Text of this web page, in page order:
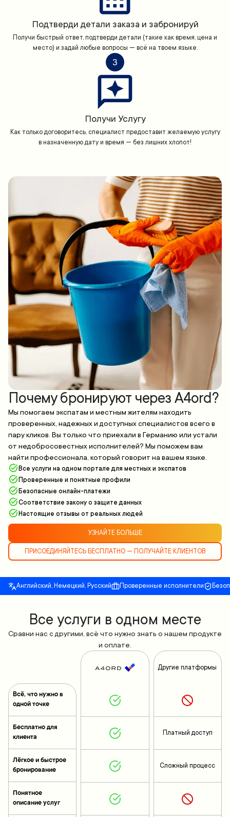
Подтверди детали заказа и забронируй
Получи быстрый ответ, подтверди детали (такие как время, цена и
место) и задай любые вопросы — всё на твоем языке.
3
Получи Услугу
Как только договоритесь, специалист предоставит желаемую услугу
в назначенную дату и время — без лишних хлопот!
Почему бронируют через A4ord?
Мы помогаем экспатам и местным жителям находить
проверенных, надежных и доступных специалистов всего в
пару кликов. Вы только что приехали в Германию или устали
от недобросовестных исполнителей? Мы поможем вам
найти профессионала, который говорит на вашем языке.
Все услуги на одном портале для местных и экспатов
Проверенные и понятные профили
Безопасные онлайн-платежи
Соответствие закону о защите данных
Настоящие отзывы от реальных людей
УЗНАЙТЕ БОЛЬШЕ
ПРИСОЕДИНЯЙТЕСЬ БЕСПЛАТНО — ПОЛУЧАЙТЕ КЛИЕНТОВ
Английский, Немецкий, Русский Проверенные исполнители
Все yслуги в одном месте
Сравни нас с другими, всё что нужно знать о нашем продукте
и оплате.
Всё, что нужно в
одной точке
Бесплатно для
клиента
Лёгкое и быстрое
бронирование
Понятное
описание услуг
Другие платформы
Платный доступ
Сложный процесс